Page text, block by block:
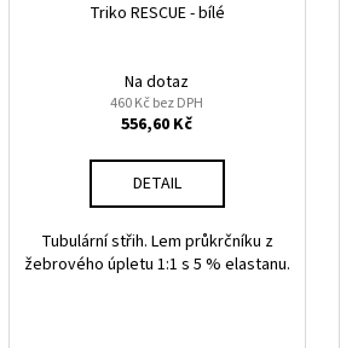
Triko RESCUE - bílé
Na dotaz
460 Kč bez DPH
556,60 Kč
DETAIL
Tubulární střih. Lem průkrčníku z
žebrového úpletu 1:1 s 5 % elastanu.